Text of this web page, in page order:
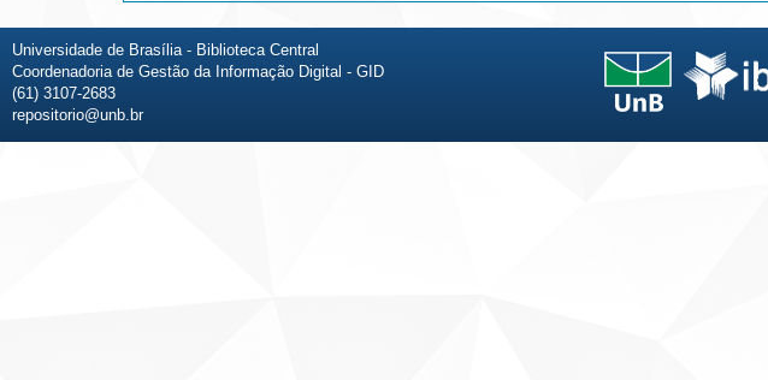
Universidade de Brasília - Biblioteca Central
Coordenadoria de Gestão da Informação Digital - GID
(61) 3107-2683
repositorio@unb.br